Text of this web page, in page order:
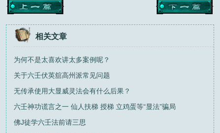
相关文章
为何不是太喜欢讲太多案例呢？
关于六壬伏英舘高州派常见问题
无传承使用大显威灵法会有什么后果？
六壬神功谎言之一 仙人扶梯 授梯 立鸡蛋等“显法”骗局
佛J徒学六壬法前请三思